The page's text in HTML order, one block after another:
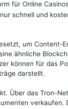
für Online
schnell und
um Content-
ähnliche
können für das
darstellt.
Über das Tron-